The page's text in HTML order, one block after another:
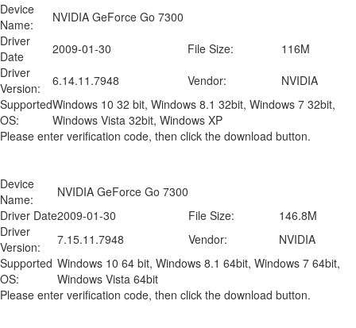
Device
Name:
NVIDIA GeForce Go 7300
Driver
Date
2009-01-30 File Size:
116M
Driver
Version:
6.14.11.7948 Vendor:
NVIDIA
Supported
OS:
Windows 10 32 bit, Windows 8.1 32bit, Windows 7 32bit,
Windows Vista 32bit, Windows XP
Please enter verification code, then click the download button.
Device
Name:
NVIDIA GeForce Go 7300
Driver Date2009-01-30 File Size:
146.8M
Driver
Version:
7.15.11.7948 Vendor:
NVIDIA
Supported
OS:
Windows 10 64 bit, Windows 8.1 64bit, Windows 7 64bit,
Windows Vista 64bit
Please enter verification code, then click the download button.